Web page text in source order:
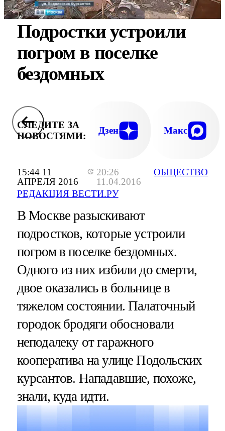
15:44 11
АПРЕЛЯ 2016
20:26
11.04.2016
РЕДАКЦИЯ ВЕСТИ.РУ
ОБЩЕСТВО
Подростки устроили
погром в поселке
бездомных
СЛЕДИТЕ ЗА
НОВОСТЯМИ:
Дзен Макс
В Москве разыскивают
подростков, которые устроили
погром в поселке бездомных.
Одного из них избили до смерти,
двое оказались в больнице в
тяжелом состоянии. Палаточный
городок бродяги обосновали
неподалеку от гаражного
кооператива на улице Подольских
курсантов. Нападавшие, похоже,
знали, куда идти.